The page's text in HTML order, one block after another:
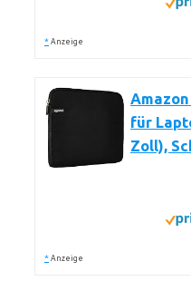
* Anzeige
für
Zoll),
* Anzeige